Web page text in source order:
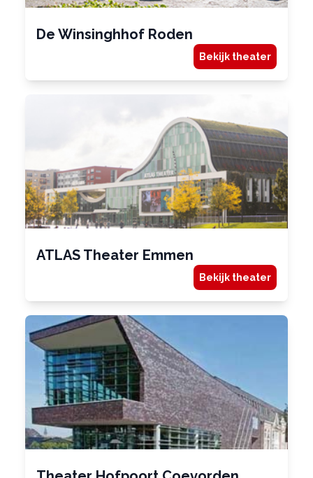
De Winsinghhof Roden
Bekijk theater
ATLAS Theater Emmen
Bekijk theater